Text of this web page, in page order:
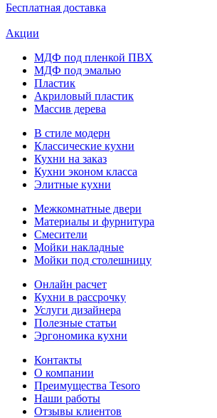
Бесплатная доставка
Акции
МДФ под пленкой ПВХ
МДФ под эмалью
Пластик
Акриловый пластик
Массив дерева
В стиле модерн
Классические кухни
Кухни на заказ
Кухни эконом класса
Элитные кухни
Межкомнатные двери
Материалы и фурнитура
Смесители
Мойки накладные
Мойки под столешницу
Онлайн расчет
Кухни в рассрочку
Услуги дизайнера
Полезные статьи
Эргономика кухни
Контакты
О компании
Преимущества Tesoro
Наши работы
Отзывы клиентов